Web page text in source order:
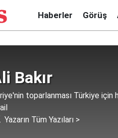
Haberler Görüş
Bakır
toparlanması Türkiye
Yazarın Tüm Yazıları >